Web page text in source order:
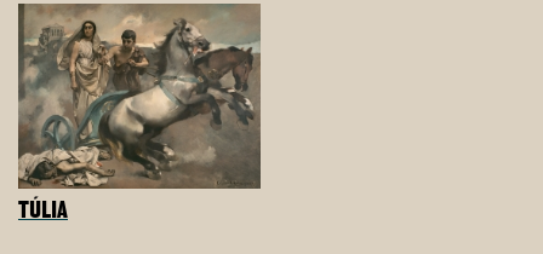
TÚLIA